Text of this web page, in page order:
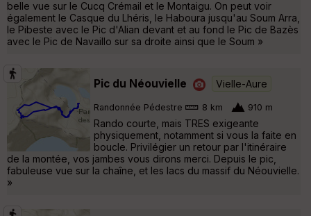
belle vue sur le Cucq Crémail et le Montaigu. On peut voir
également le Casque du Lhéris, le Haboura jusqu'au Soum Arra,
le Pibeste avec le Pic d'Alian devant et au fond le Pic de Bazès
avec le Pic de Navaillo sur sa droite ainsi que le Soum »
Pic du Néouvielle Vielle-Aure
Randonnée Pédestre 8 km 910 m
Rando courte, mais TRES exigeante
physiquement, notamment si vous la faite en
boucle. Privilégier un retour par l'itinéraire
de la montée, vos jambes vous dirons merci. Depuis le pic,
fabuleuse vue sur la chaîne, et les lacs du massif du Néouvielle.
»